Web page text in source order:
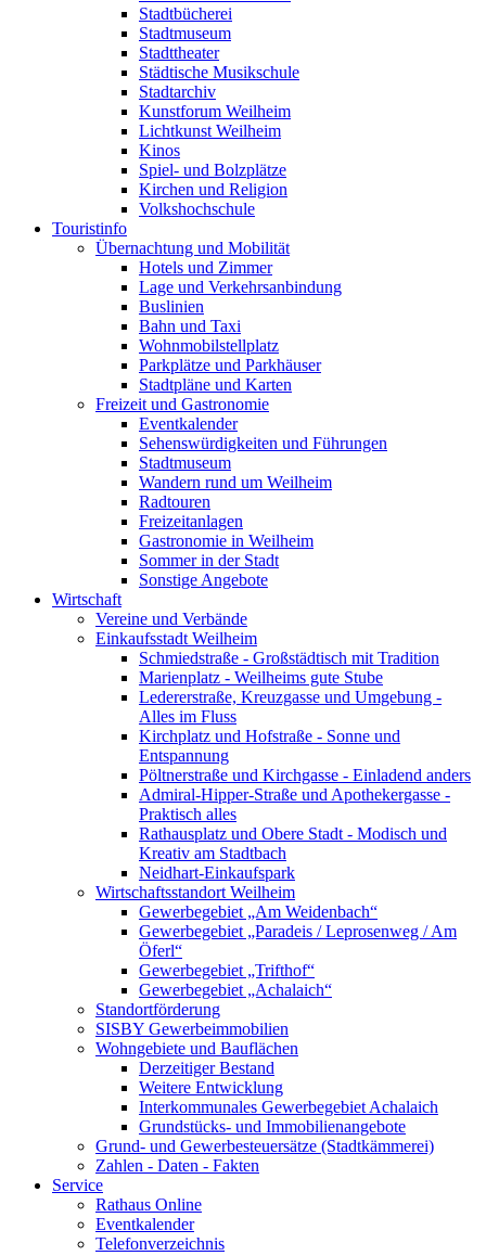
Stadtbücherei
Stadtmuseum
Stadttheater
Städtische Musikschule
Stadtarchiv
Kunstforum Weilheim
Lichtkunst Weilheim
Kinos
Spiel- und Bolzplätze
Kirchen und Religion
Volkshochschule
Touristinfo
Übernachtung und Mobilität
Hotels und Zimmer
Lage und Verkehrsanbindung
Buslinien
Bahn und Taxi
Wohnmobilstellplatz
Parkplätze und Parkhäuser
Stadtpläne und Karten
Freizeit und Gastronomie
Eventkalender
Sehenswürdigkeiten und Führungen
Stadtmuseum
Wandern rund um Weilheim
Radtouren
Freizeitanlagen
Gastronomie in Weilheim
Sommer in der Stadt
Sonstige Angebote
Wirtschaft
Vereine und Verbände
Einkaufsstadt Weilheim
Schmiedstraße - Großstädtisch mit Tradition
Marienplatz - Weilheims gute Stube
Ledererstraße, Kreuzgasse und Umgebung -
Alles im Fluss
Kirchplatz und Hofstraße - Sonne und
Entspannung
Pöltnerstraße und Kirchgasse - Einladend anders
Admiral-Hipper-Straße und Apothekergasse -
Praktisch alles
Rathausplatz und Obere Stadt - Modisch und
Kreativ am Stadtbach
Neidhart-Einkaufspark
Wirtschaftsstandort Weilheim
Gewerbegebiet „Am Weidenbach“
Gewerbegebiet „Paradeis / Leprosenweg / Am
Öferl“
Gewerbegebiet „Trifthof“
Gewerbegebiet „Achalaich“
Standortförderung
SISBY Gewerbeimmobilien
Wohngebiete und Bauflächen
Derzeitiger Bestand
Weitere Entwicklung
Interkommunales Gewerbegebiet Achalaich
Grundstücks- und Immobilienangebote
Grund- und Gewerbesteuersätze (Stadtkämmerei)
Zahlen - Daten - Fakten
Service
Rathaus Online
Eventkalender
Telefonverzeichnis